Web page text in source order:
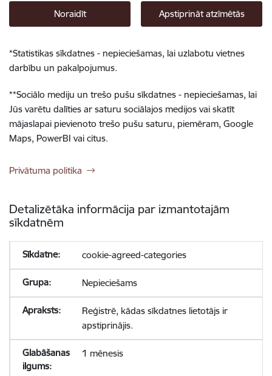
Noraidīt Apstiprināt atzīmētās
*Statistikas sīkdatnes - nepieciešamas, lai uzlabotu vietnes
darbību un pakalpojumus.
**Sociālo mediju un trešo pušu sīkdatnes - nepieciešamas, lai
Jūs varētu dalīties ar saturu sociālajos medijos vai skatīt
mājaslapai pievienoto trešo pušu saturu, piemēram, Google
Maps, PowerBI vai citus.
Privātuma politika
Detalizētāka informācija par izmantotajām
sīkdatnēm
cookie-agreed-categories
Nepieciešams
Reģistrē, kādas sīkdatnes lietotājs ir
apstiprinājis.
1 mēnesis